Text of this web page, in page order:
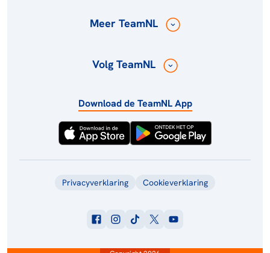
Meer TeamNL
Volg TeamNL
Download de TeamNL App
Privacyverklaring Cookieverklaring